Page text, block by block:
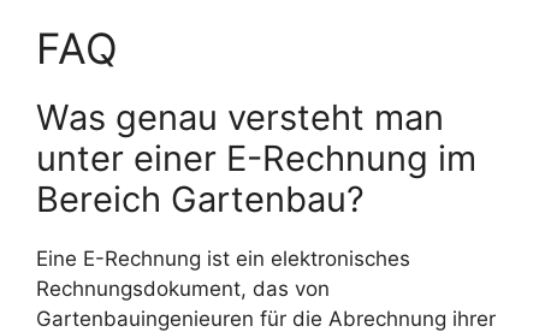
FAQ
Was genau versteht man
unter einer E-Rechnung im
Bereich Gartenbau?
Eine E-Rechnung ist ein elektronisches
Rechnungsdokument, das von
Gartenbauingenieuren für die Abrechnung ihrer